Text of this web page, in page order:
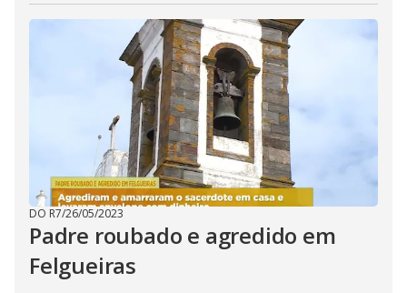
DO R7/26/05/2023
Padre roubado e agredido em
Felgueiras